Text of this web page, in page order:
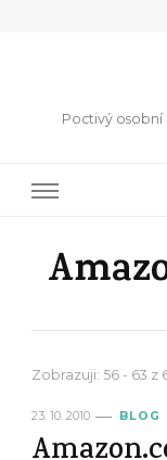
Poctivý osobní
Zobrazuji: 56 - 63 z
23. 10. 2010 BLOG